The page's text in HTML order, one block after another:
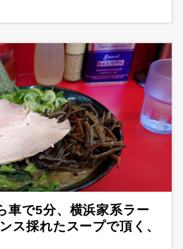
車で5分、横浜家系ラー
採れたスープで頂く、